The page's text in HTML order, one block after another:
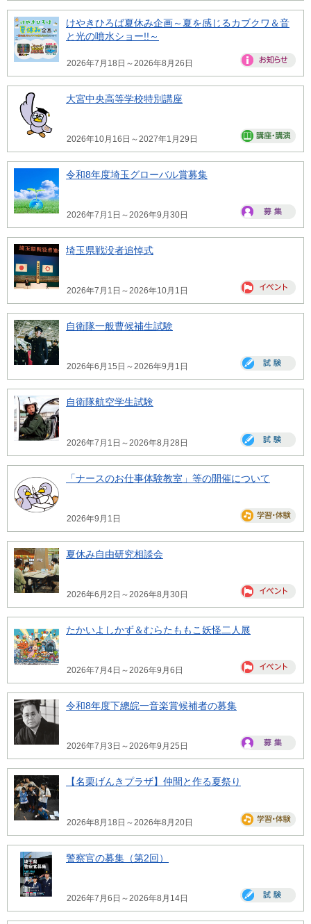
けやきひろば夏休み企画～夏を感じるカブクワ＆音
と光の噴水ショー!!～
2026年7月18日～2026年8月26日
大宮中央高等学校特別講座
2026年10月16日～2027年1月29日
令和8年度埼玉グローバル賞募集
2026年7月1日～2026年9月30日
埼玉県戦没者追悼式
2026年7月1日～2026年10月1日
自衛隊一般曹候補生試験
2026年6月15日～2026年9月1日
自衛隊航空学生試験
2026年7月1日～2026年8月28日
「ナースのお仕事体験教室」等の開催について
2026年9月1日
夏休み自由研究相談会
2026年6月2日～2026年8月30日
たかいよしかず＆むらたももこ妖怪二人展
2026年7月4日～2026年9月6日
令和8年度下總皖一音楽賞候補者の募集
2026年7月3日～2026年9月25日
【名栗げんきプラザ】仲間と作る夏祭り
2026年8月18日～2026年8月20日
警察官の募集（第2回）
2026年7月6日～2026年8月14日